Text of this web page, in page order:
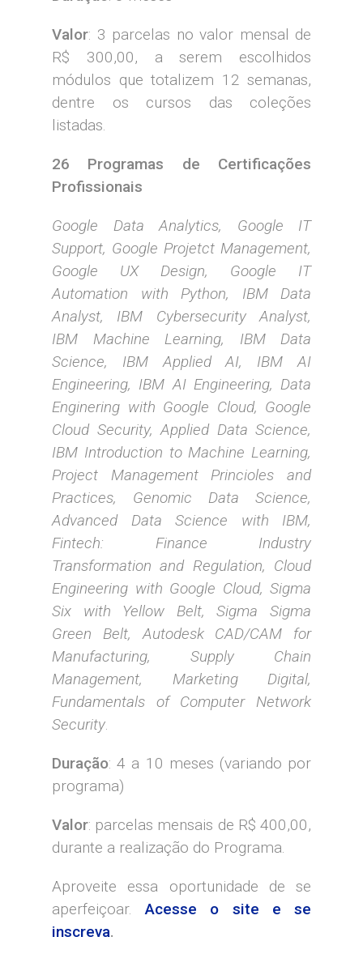
Valor: 3 parcelas no valor mensal de
R$ 300,00, a serem escolhidos
módulos que totalizem 12 semanas,
dentre os cursos das coleções
listadas.
26 Programas de Certificações
Profissionais
Google Data Analytics, Google IT
Support, Google Projetct Management,
Google UX Design, Google IT
Automation with Python, IBM Data
Analyst, IBM Cybersecurity Analyst,
IBM Machine Learning, IBM Data
Science, IBM Applied AI, IBM AI
Engineering, IBM AI Engineering, Data
Enginering with Google Cloud, Google
Cloud Security, Applied Data Science,
IBM Introduction to Machine Learning,
Project Management Princioles and
Practices, Genomic Data Science,
Advanced Data Science with IBM,
Fintech: Finance Industry
Transformation and Regulation, Cloud
Engineering with Google Cloud, Sigma
Six with Yellow Belt, Sigma Sigma
Green Belt, Autodesk CAD/CAM for
Manufacturing, Supply Chain
Management, Marketing Digital,
Fundamentals of Computer Network
Security
Duração: 4 a 10 meses (variando por
programa)
Valor: parcelas mensais de R$ 400,00,
durante a realização do Programa.
Aproveite essa oportunidade de se
aperfeiçoar.Acesse o site e se
inscreva.